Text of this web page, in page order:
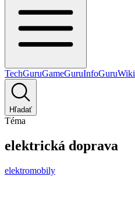
TechGuruGameGuruInfoGuruWiki
Hľadať
Téma
elektrická doprava
elektromobily